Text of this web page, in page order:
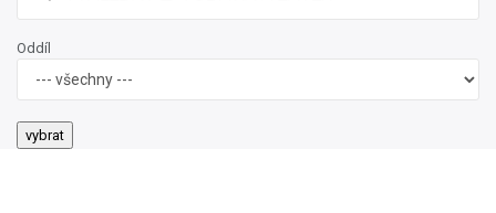
Popis chyby (max. 255 znaků):
jméno nahlašujícího